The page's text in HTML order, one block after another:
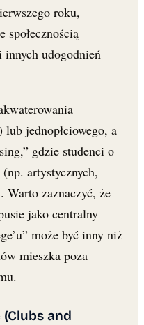
roku,
społecznością
innych udogodnień
lub jednopłciowego, a
gdzie studenci o
artystycznych,
Warto zaznaczyć, że
jako centralny
może być inny niż
mieszka poza
and